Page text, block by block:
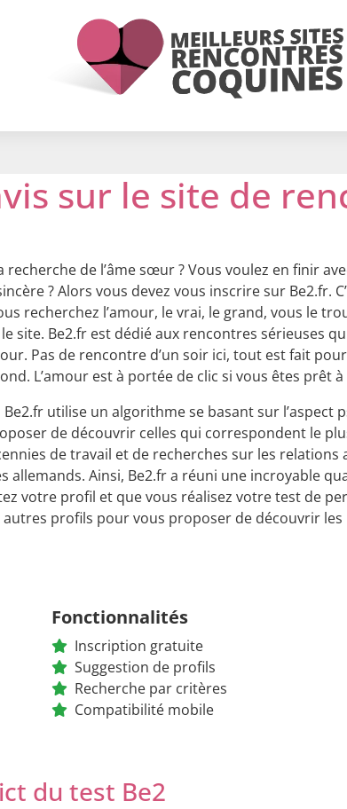
sur le site de
recherche de l’âme sœur ? Vous voulez en finir
? Alors vous devez vous inscrire sur Be2.fr.
recherchez l’amour, le vrai, le grand, vous le
site. Be2.fr est dédié aux rencontres sérieuses
Pas de rencontre d’un soir ici, tout est fait
L’amour est à portée de clic si vous êtes prêt
utilise un algorithme se basant sur
de découvrir celles qui correspondent le
de travail et de recherches sur les relations
allemands. Ainsi, Be2.fr a réuni une incroyable
votre profil et que vous réalisez votre test de
profils pour vous proposer de découvrir
Fonctionnalités
Inscription gratuite
Suggestion de profils
Recherche par critères
Compatibilité mobile
du test Be2